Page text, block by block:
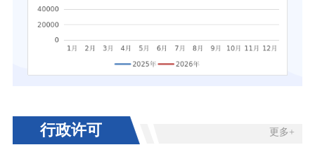
行政许可 更多+